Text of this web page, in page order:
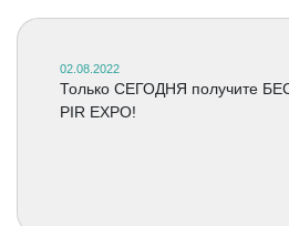
02.08.2022
Только СЕГОДНЯ получите
PIR EXPO!